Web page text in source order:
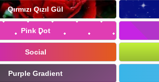
Qırmızı Qızıl Gül
Pink Dot
Social
Purple Gradient